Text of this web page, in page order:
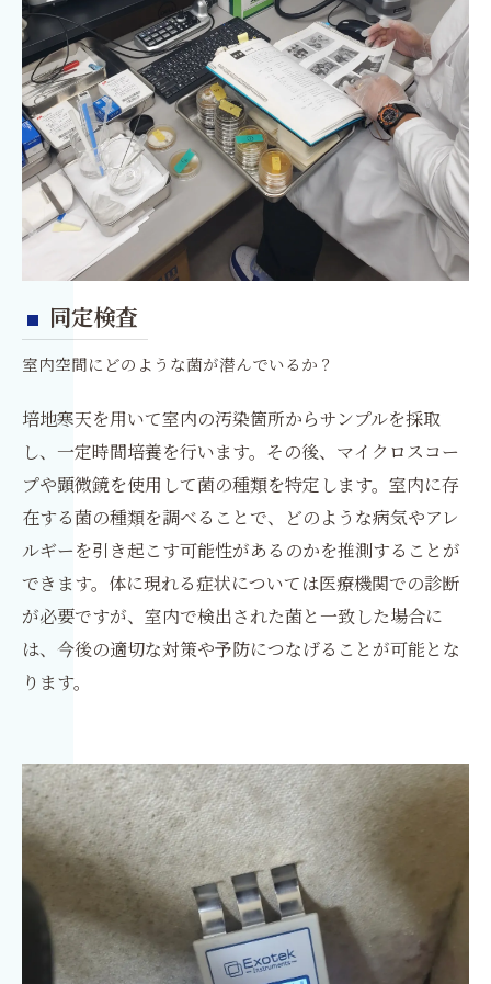
同定検査
室内空間にどのような菌が潜んでいるか？
培地寒天を用いて室内の汚染箇所からサンプルを採取
し、一定時間培養を行います。その後、マイクロスコー
プや顕微鏡を使用して菌の種類を特定します。室内に存
在する菌の種類を調べることで、どのような病気やアレ
ルギーを引き起こす可能性があるのかを推測することが
できます。体に現れる症状については医療機関での診断
が必要ですが、室内で検出された菌と一致した場合に
は、今後の適切な対策や予防につなげることが可能とな
ります。